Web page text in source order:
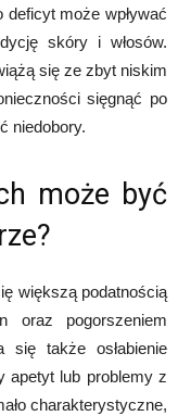
może wpływać
skóry i włosów.
się ze zbyt niskim
sięgnąć po
niedobory.
może być
większą podatnością
oraz pogorszeniem
także osłabienie
apetyt lub problemy z
charakterystyczne,